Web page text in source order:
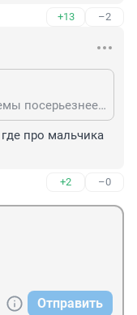
+13 –2
Ириш, угомонись! У тебя проблемы посерьезнее уже, а ты все пишешь, какая ты красавица ростом 1,5 метра.
про мальчика
+2 –0
Отправить